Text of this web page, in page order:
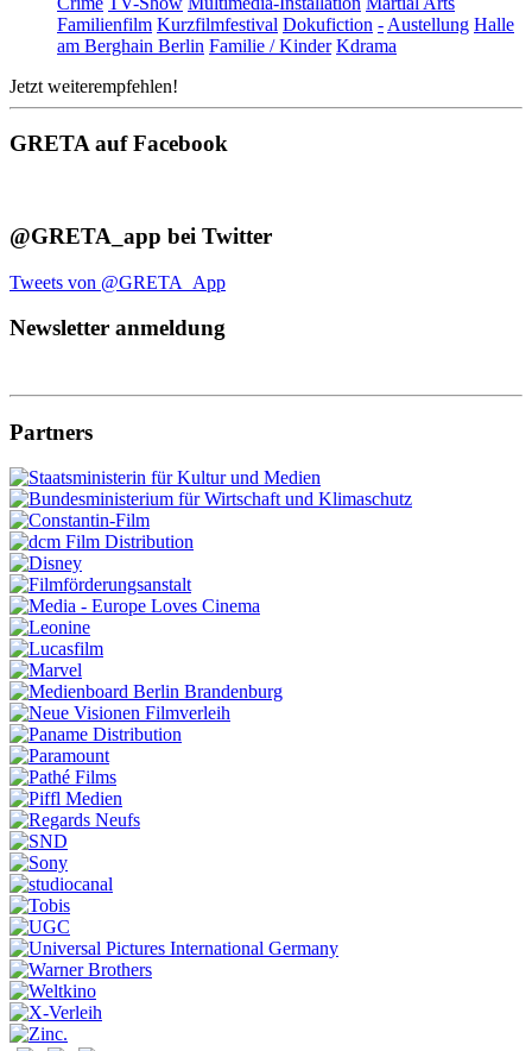
Familienfilm Kurzfilmfestival Dokufiction - Austellung Halle
am Berghain Berlin Familie / Kinder Kdrama
Jetzt weiterempfehlen!
GRETA auf Facebook
@GRETA_app bei Twitter
Tweets von @GRETA_App
Newsletter anmeldung
Partners